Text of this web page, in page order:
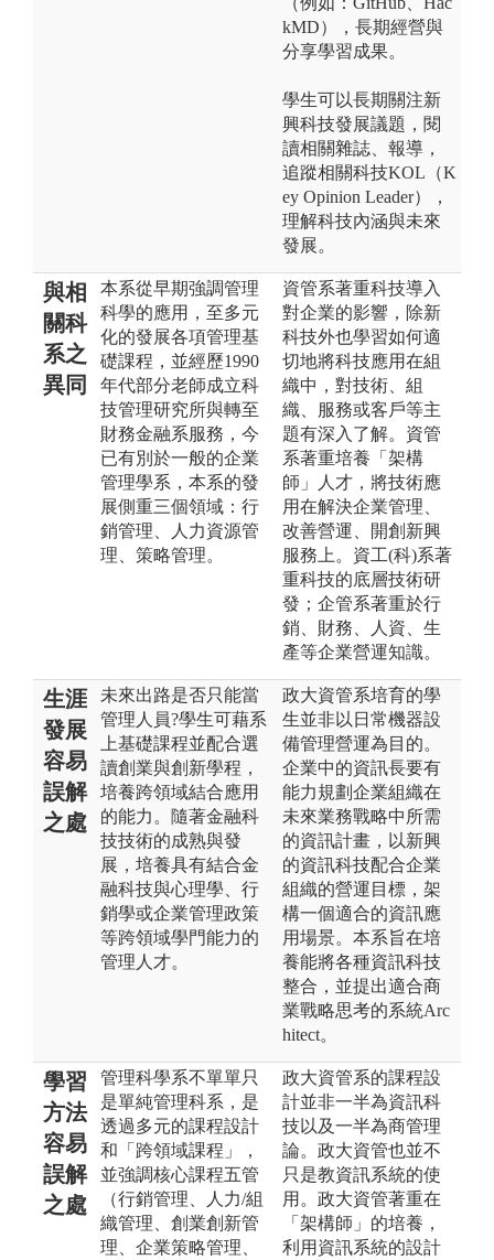
kMD），長期經營與
分享學習成果。
學生可以長期關注新
興科技發展議題，閱
讀相關雜誌、報導，
追蹤相關科技KOL（K
ey Opinion Leader），
理解科技內涵與未來
發展。
與相
關科
系之
異同
本系從早期強調管理
科學的應用，至多元
化的發展各項管理基
礎課程，並經歷1990
年代部分老師成立科
技管理研究所與轉至
財務金融系服務，今
已有別於一般的企業
管理學系，本系的發
展側重三個領域：行
銷管理、人力資源管
理、策略管理。
資管系著重科技導入
對企業的影響，除新
科技外也學習如何適
切地將科技應用在組
織中，對技術、組
織、服務或客戶等主
題有深入了解。資管
系著重培養「架構
師」人才，將技術應
用在解決企業管理、
改善營運、開創新興
服務上。資工(科)系著
重科技的底層技術研
發；企管系著重於行
銷、財務、人資、生
產等企業營運知識。
生涯
發展
容易
誤解
之處
未來出路是否只能當
管理人員?學生可藉系
上基礎課程並配合選
讀創業與創新學程，
培養跨領域結合應用
的能力。隨著金融科
技技術的成熟與發
展，培養具有結合金
融科技與心理學、行
銷學或企業管理政策
等跨領域學門能力的
管理人才。
政大資管系培育的學
生並非以日常機器設
備管理營運為目的。
企業中的資訊長要有
能力規劃企業組織在
未來業務戰略中所需
的資訊計畫，以新興
的資訊科技配合企業
組織的營運目標，架
構一個適合的資訊應
用場景。本系旨在培
養能將各種資訊科技
整合，並提出適合商
業戰略思考的系統Arc
hitect。
學習
方法
容易
誤解
之處
管理科學系不單單只
是單純管理科系，是
透過多元的課程設計
和「跨領域課程」，
並強調核心課程五管
（行銷管理、人力/組
織管理、創業創新管
理、企業策略管理、
政大資管系的課程設
計並非一半為資訊科
技以及一半為商管理
論。政大資管也並不
只是教資訊系統的使
用。政大資管著重在
「架構師」的培養，
利用資訊系統的設計